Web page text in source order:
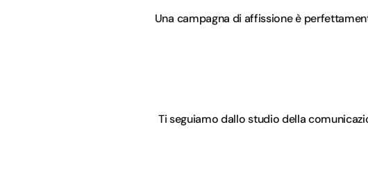
Una campagna di affissione è
Ti seguiamo dallo studio della